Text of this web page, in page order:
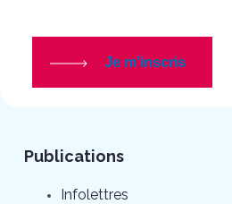
Je m'inscris
Publications
Infolettres